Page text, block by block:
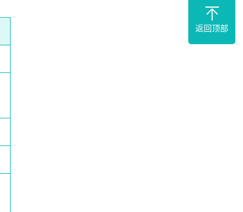
返回顶部